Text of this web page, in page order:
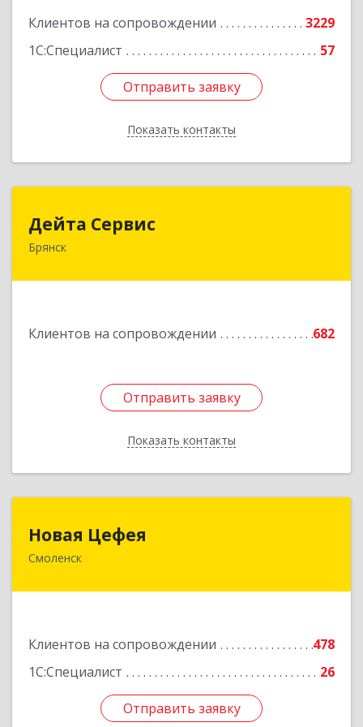
Клиентов на сопровождении
3229
1С:Специалист
57
Отправить заявку
Показать контакты
Отправить заявку
Назад
Дейта Сервис
Брянск
Клиентов на сопровождении 682
Отправить заявку
Показать контакты
241035, Брянская обл, Брянск г, Ульянова ул,
Отправить заявку
Назад
Новая Цефея
Смоленск
Клиентов на сопровождении
478
1С:Специалист
26
Отправить заявку
214018, Смоленская обл, Смоленск г, Раевского
Отправить заявку